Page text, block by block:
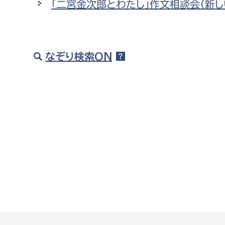
建築課
「二宮金次郎とわたし」作文相談会（新
なぞり検索ON